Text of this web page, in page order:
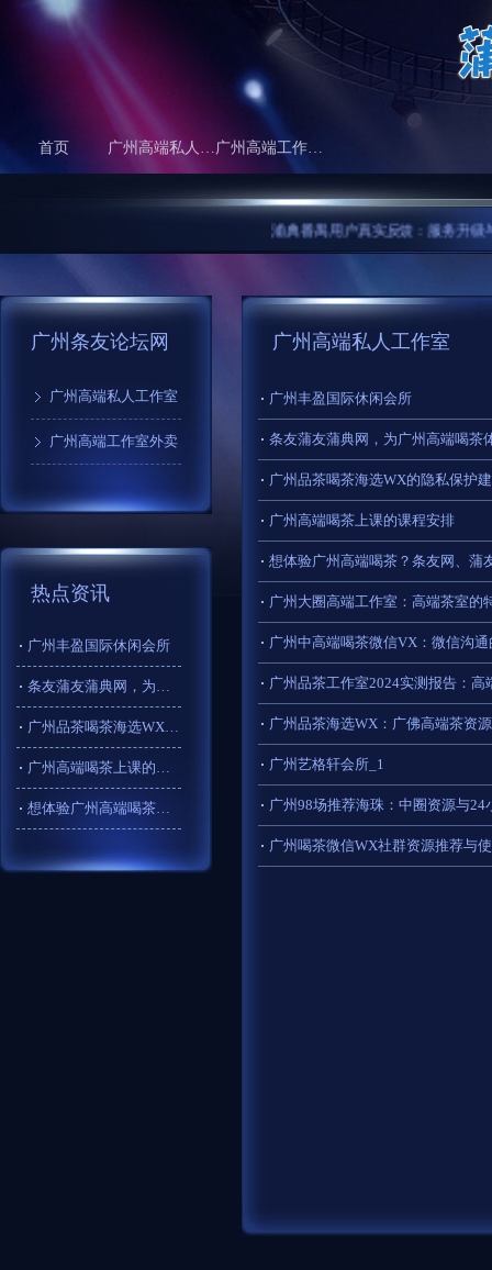
首页 广州高端私人工作室 广州高端工作室外卖
浦典番禺用户真实反馈：服务升级与
广州条友论坛网
广州高端私人工作室
广州高端工作室外卖
热点资讯
广州丰盈国际休闲会所
条友蒲友蒲典网，为广州高端喝茶体验添彩！
广州品茶喝茶海选WX的隐私保护建议
广州高端喝茶上课的课程安排
想体验广州高端喝茶？条友网、蒲友网、蒲典网别错过！
广州高端私人工作室
广州丰盈国际休闲会所
条友蒲友蒲典网，为广州高端喝茶
广州品茶喝茶海选WX的隐私保护
广州高端喝茶上课的课程安排
想体验广州高端喝茶？条友网、蒲
广州大圈高端工作室‌：高端茶室的
广州中高端喝茶微信VX：微信沟
广州品茶工作室2024实测报告：
广州品茶海选WX：广佛高端茶资
广州艺格轩会所_1
广州98场推荐海珠：中圈资源与24
广州喝茶微信WX社群资源推荐与